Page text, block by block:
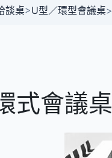
談桌>U型／環型會議桌>
式會議桌